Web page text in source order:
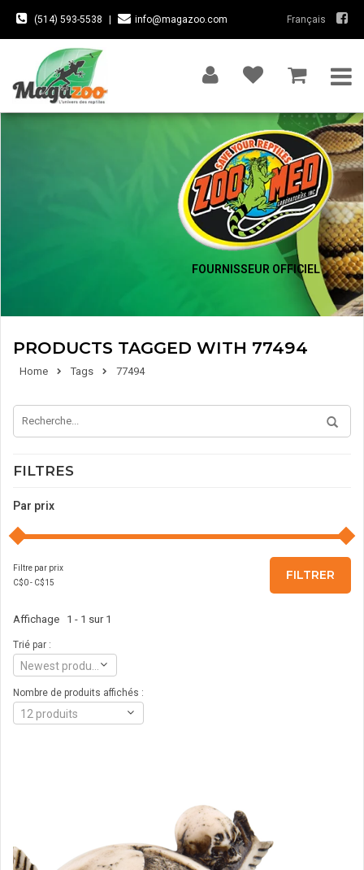
(514) 593-5538 info@magazoo.com Français
FOURNISSEUR OFFICIEL
PRODUCTS TAGGED WITH 77494
Home Tags 77494
FILTRES
Par prix
Filtre par prix
C$0- C$15
FILTRER
Affichage 1 - 1 sur 1
Trié par :
Nombre de produits affichés :
12 produits